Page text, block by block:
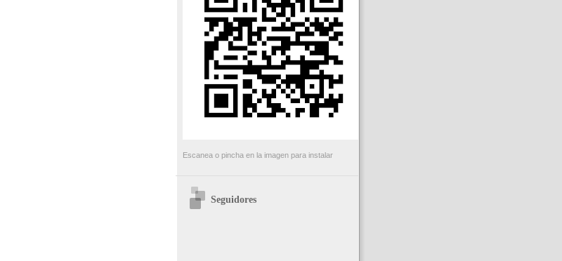
Escanea o pincha en la imagen para instalar
Seguidores